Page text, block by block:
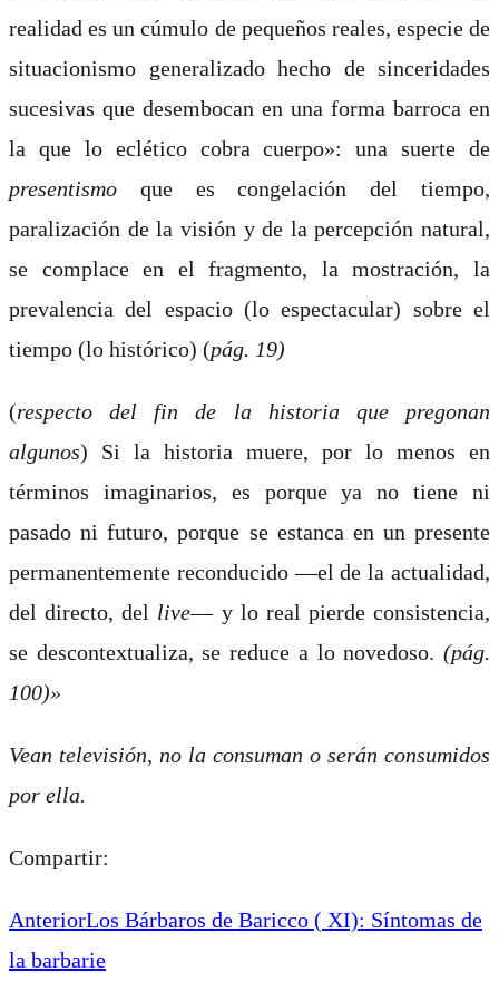
realidad es un cúmulo de pequeños reales, especie de
situacionismo generalizado hecho de sinceridades
sucesivas que desembocan en una forma barroca en
la que lo eclético cobra cuerpo»: una suerte de
presentismo que es congelación del tiempo,
paralización de la visión y de la percepción natural,
se complace en el fragmento, la mostración, la
prevalencia del espacio (lo espectacular) sobre el
tiempo (lo histórico) (pág. 19)
(respecto del fin de la historia que pregonan
algunos) Si la historia muere, por lo menos en
términos imaginarios, es porque ya no tiene ni
pasado ni futuro, porque se estanca en un presente
permanentemente reconducido ―el de la actualidad,
del directo, del live― y lo real pierde consistencia,
se descontextualiza, se reduce a lo novedoso. (pág.
100)»
Vean televisión, no la consuman o serán consumidos
por ella.
Compartir:
AnteriorLos Bárbaros de Baricco ( XI): Síntomas de
la barbarie